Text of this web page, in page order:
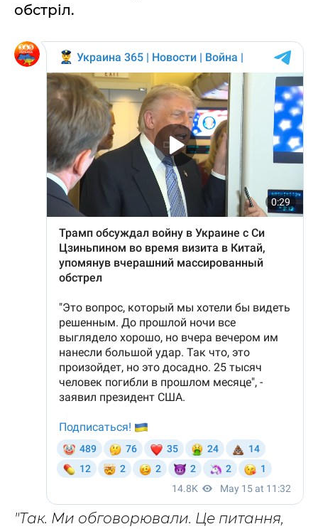
обстріл.
"Так. Ми обговорювали. Це питання,